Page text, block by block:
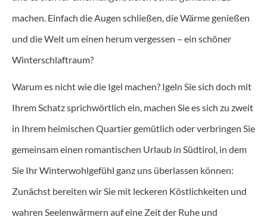
machen. Einfach die Augen schließen, die Wärme genießen
und die Welt um einen herum vergessen – ein schöner
Winterschlaftraum?
Warum es nicht wie die Igel machen? Igeln Sie sich doch mit
Ihrem Schatz sprichwörtlich ein, machen Sie es sich zu zweit
in Ihrem heimischen Quartier gemütlich oder verbringen Sie
gemeinsam einen romantischen Urlaub in Südtirol, in dem
Sie Ihr Winterwohlgefühl ganz uns überlassen können:
Zunächst bereiten wir Sie mit leckeren Köstlichkeiten und
wahren Seelenwärmern auf eine Zeit der Ruhe und